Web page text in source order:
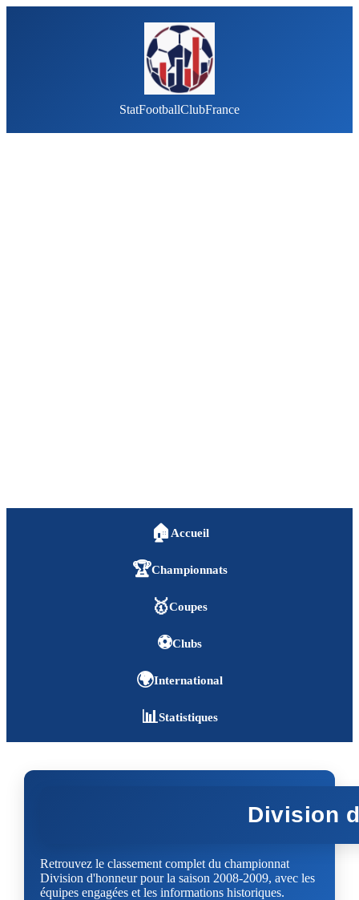
StatFootballClubFrance
🏠 Accueil
🏆Championnats
🥇Coupes
⚽Clubs
🌍International
📊Statistiques
Division
Retrouvez le classement complet du championnat
Division d'honneur pour la saison 2008-2009, avec les
équipes engagées et les informations historiques.